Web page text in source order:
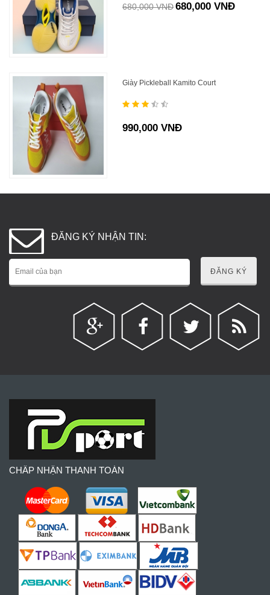
680,000 VNĐ680,000 VNĐ
Giày Pickleball Kamito Court
990,000 VNĐ
ĐĂNG KÝ NHẬN TIN:
ĐĂNG KÝ
CHẤP NHẬN THANH TOÁN